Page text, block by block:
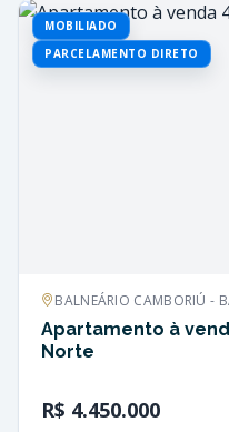
MOBILIADO
PARCELAMENTO DIRETO
BALNEÁRIO CAMBORIÚ -
Apartamento à
Norte
R$ 4.450.000